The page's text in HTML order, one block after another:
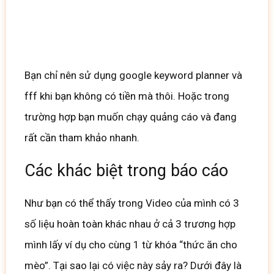
Bạn chỉ nên sử dụng google keyword planner và
fff khi bạn không có tiền mà thôi. Hoặc trong
trường hợp bạn muốn chạy quảng cáo và đang
rất cần tham khảo nhanh.
Các khác biệt trong báo cáo
Như bạn có thể thấy trong Video của mình có 3
số liệu hoàn toàn khác nhau ở cả 3 trương hợp
mình lấy ví dụ cho cùng 1 từ khóa “thức ăn cho
mèo”. Tại sao lại có việc này sảy ra? Dưới đây là